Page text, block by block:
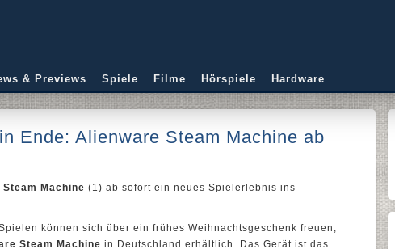
& Previews Spiele Filme Hörspiele Hardware
Ende: Alienware Steam Machine ab
Machine (1) ab sofort ein neues Spielerlebnis ins
können sich über ein frühes Weihnachtsgeschenk freuen,
Steam Machine in Deutschland erhältlich. Das Gerät ist das